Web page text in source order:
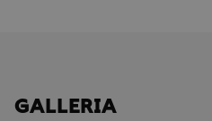
GALLERIA